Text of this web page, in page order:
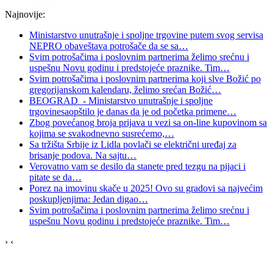
Najnovije:
Ministarstvo unutrašnje i spoljne trgovine putem svog servisa
NEPRO obaveštava potrošače da se sa…
Svim potrošačima i poslovnim partnerima želimo srećnu i
uspešnu Novu godinu i predstojeće praznike. Tim…
Svim potrošačima i poslovnim partnerima koji slve Božić po
gregorijanskom kalendaru, želimo srećan Božić…
BEOGRAD - Ministarstvo unutrašnje i spoljne
trgovinesaopštilo je danas da je od početka primene…
Zbog povećanog broja prijava u vezi sa on-line kupovinom sa
kojima se svakodnevno susrećemo,…
Sa tržišta Srbije iz Lidla povlači se električni uređaj za
brisanje podova. Na sajtu…
Verovatno vam se desilo da stanete pred tezgu na pijaci i
pitate se da…
Porez na imovinu skače u 2025! Ovo su gradovi sa najvećim
poskupljenjima: Jedan digao…
Svim potrošačima i poslovnim partnerima želimo srećnu i
uspešnu Novu godinu i predstojeće praznike. Tim…
› ‹